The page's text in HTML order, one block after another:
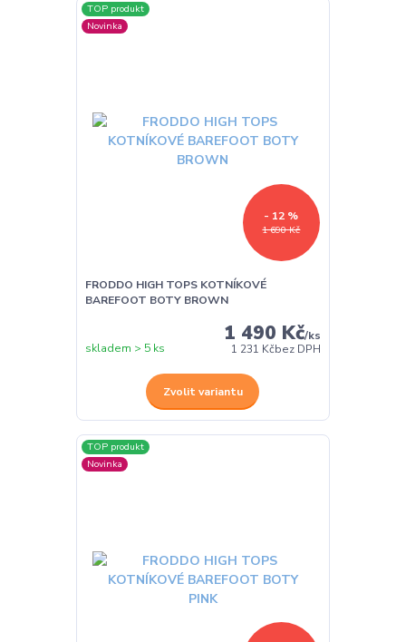
TOP produkt
Novinka
1 690 Kč
- 12 %
FRODDO HIGH TOPS KOTNÍKOVÉ
BAREFOOT BOTY BROWN
1 490 Kč/ks
1 231 Kčbez DPH
skladem > 5 ks
Zvolit variantu
TOP produkt
Novinka